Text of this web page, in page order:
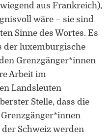
aus Frankreich),
wäre – sie sind
Sinne des Wortes. Es
der luxemburgische
Grenzgänger*innen
Arbeit im
Landsleuten
Stelle, dass die
Schweiz werden